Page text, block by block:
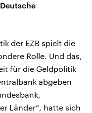
der EZB spielt die
Rolle. Und das,
für die Geldpolitik
abgeben
Länder“, hatte sich